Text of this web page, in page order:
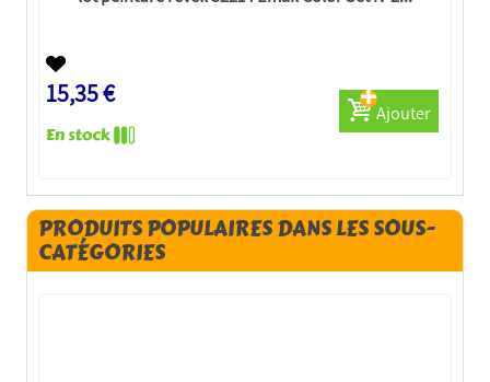
15,35 €
Ajouter
PRODUITS POPULAIRES DANS LES SOUS-
CATÉGORIES